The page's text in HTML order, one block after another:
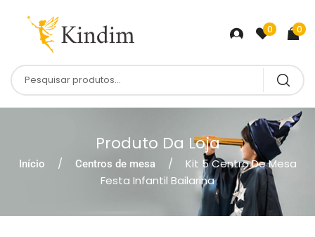
0 0
Produto Da Loja
Início Centros de mesa
Kit 5 Centro De Mesa
Festa Infantil Bailarina